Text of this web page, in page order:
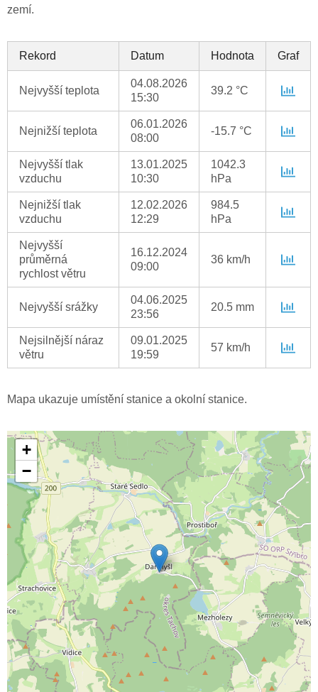
zemí.
Rekord Datum Hodnota Graf
Nejvyšší teplota
04.08.2026
15:30
39.2 °C
Nejnižší teplota
06.01.2026
08:00
-15.7 °C
Nejvyšší tlak
vzduchu
13.01.2025
10:30
1042.3
hPa
Nejnižší tlak
vzduchu
12.02.2026
12:29
984.5
hPa
Nejvyšší
průměrná
rychlost větru
16.12.2024
09:00
36 km/h
Nejvyšší srážky
04.06.2025
23:56
20.5 mm
Nejsilnější náraz
větru
09.01.2025
19:59
57 km/h
Mapa ukazuje umístění stanice a okolní stanice.
+
−